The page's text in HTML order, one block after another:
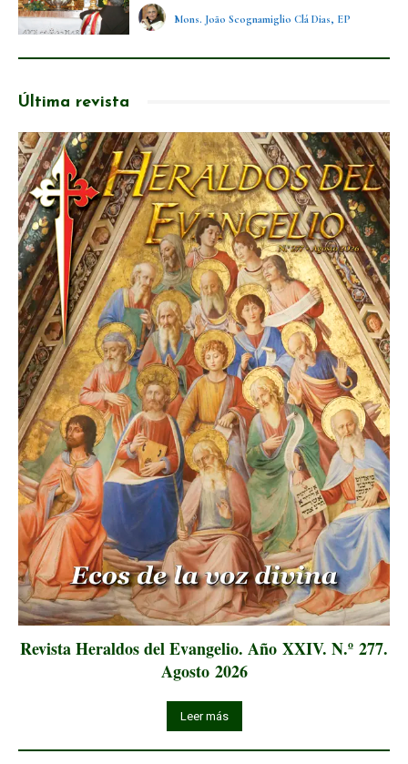
Mons. João Scognamiglio Clá Dias, EP
Última revista
Revista Heraldos del Evangelio. Año XXIV. N.º 277.
Agosto 2026
Leer más